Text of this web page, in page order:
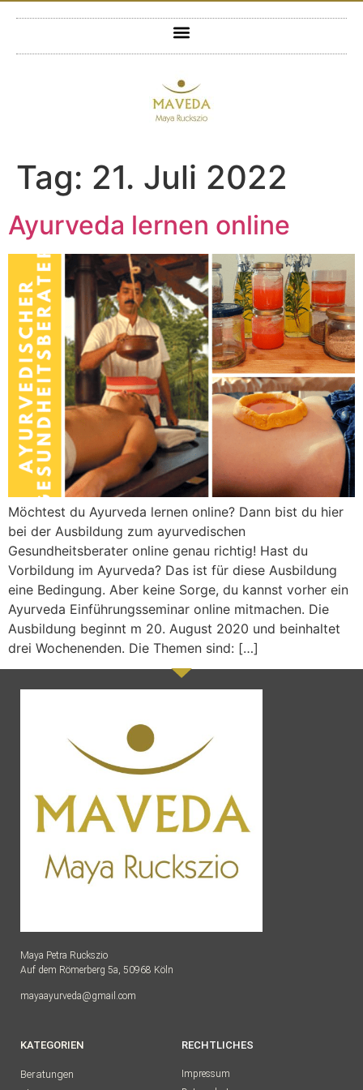
Tag: 21. Juli 2022
Ayurveda lernen online
Möchtest du Ayurveda lernen online? Dann bist du hier
bei der Ausbildung zum ayurvedischen
Gesundheitsberater online genau richtig! Hast du
Vorbildung im Ayurveda? Das ist für diese Ausbildung
eine Bedingung. Aber keine Sorge, du kannst vorher ein
Ayurveda Einführungsseminar online mitmachen. Die
Ausbildung beginnt m 20. August 2020 und beinhaltet
drei Wochenenden. Die Themen sind: […]
Maya Petra Ruckszio
Auf dem Römerberg 5a, 50968 Köln
mayaayurveda@gmail.com
KATEGORIEN
Beratungen
RECHTLICHES
Impressum